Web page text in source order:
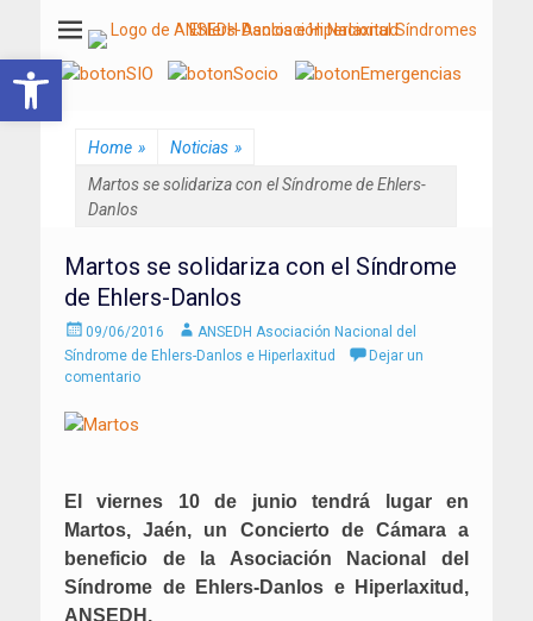
ANSEDH
Asociación Nacional del Síndrome de Ehlers-Danlos e Hiperlaxitud
Home » Noticias »
Martos se solidariza con el Síndrome de Ehlers-
Danlos
Martos se solidariza con el Síndrome
de Ehlers-Danlos
Enviado
el
09/06/2016 AutorANSEDH Asociación Nacional del
Síndrome de Ehlers-Danlos e Hiperlaxitud
Dejar un
comentario
El viernes 10 de junio tendrá lugar en
Martos, Jaén, un Concierto de Cámara a
beneficio de la Asociación Nacional del
Síndrome de Ehlers-Danlos e Hiperlaxitud,
ANSEDH.
Abrir barra de herramientas